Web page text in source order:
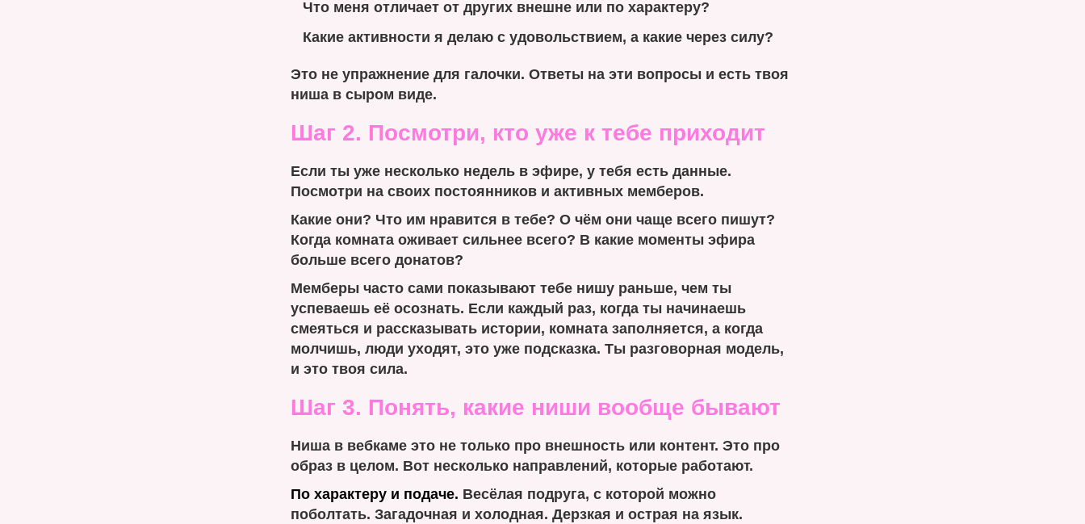
Что меня отличает от других внешне или по характеру?
Какие активности я делаю с удовольствием, а какие через силу?
Это не упражнение для галочки. Ответы на эти вопросы и есть твоя
ниша в сыром виде.
Шаг 2. Посмотри, кто уже к тебе приходит
Если ты уже несколько недель в эфире, у тебя есть данные.
Посмотри на своих постоянников и активных мемберов.
Какие они? Что им нравится в тебе? О чём они чаще всего пишут?
Когда комната оживает сильнее всего? В какие моменты эфира
больше всего донатов?
Мемберы часто сами показывают тебе нишу раньше, чем ты
успеваешь её осознать. Если каждый раз, когда ты начинаешь
смеяться и рассказывать истории, комната заполняется, а когда
молчишь, люди уходят, это уже подсказка. Ты разговорная модель,
и это твоя сила.
Шаг 3. Понять, какие ниши вообще бывают
Ниша в вебкаме это не только про внешность или контент. Это про
образ в целом. Вот несколько направлений, которые работают.
По характеру и подаче. Весёлая подруга, с которой можно
поболтать. Загадочная и холодная. Дерзкая и острая на язык.